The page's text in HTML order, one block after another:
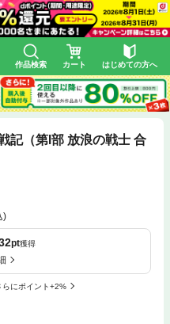
作品検索 カート はじめての方へ
（第Ⅰ部 放浪の戦士 合
)
pt獲得
らにポイント+2%